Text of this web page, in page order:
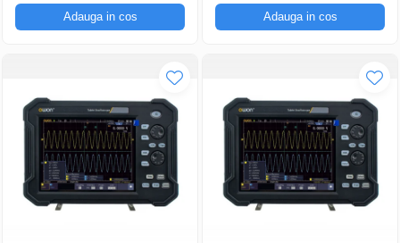
Adauga in cos Adauga in cos